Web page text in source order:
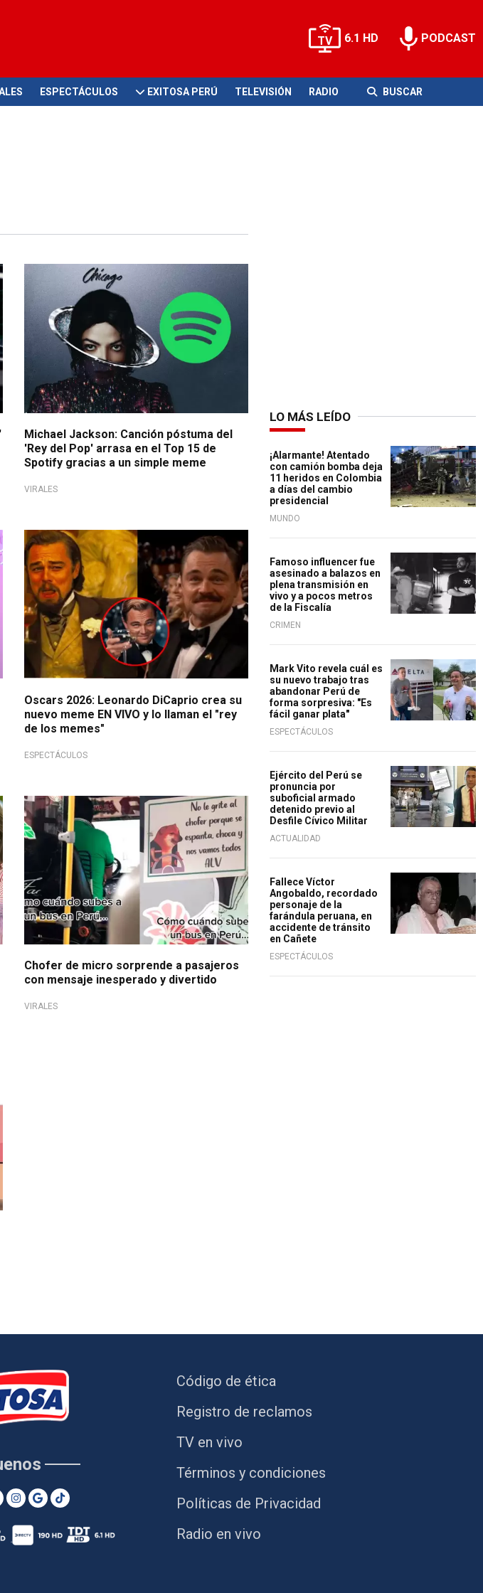
6.1 HD PODCAST
ESPECTÁCULOS EXITOSA PERÚ TELEVISIÓN RADIO BUSCAR
Revive el Rey del Pop
Michael Jackson: Canción póstuma del
'Rey del Pop' arrasa en el Top 15 de
Spotify gracias a un simple meme
VIRALES
¡El maestro de memes!
Oscars 2026: Leonardo DiCaprio crea su
nuevo meme EN VIVO y lo llaman el "rey
de los memes"
ESPECTÁCULOS
TikTok
Chofer de micro sorprende a pasajeros
con mensaje inesperado y divertido
VIRALES
LO MÁS LEÍDO
¡Alarmante! Atentado
con camión bomba deja
11 heridos en Colombia
a días del cambio
presidencial
MUNDO
Famoso influencer fue
asesinado a balazos en
plena transmisión en
vivo y a pocos metros
de la Fiscalía
CRIMEN
Mark Vito revela cuál es
su nuevo trabajo tras
abandonar Perú de
forma sorpresiva: "Es
fácil ganar plata"
ESPECTÁCULOS
Ejército del Perú se
pronuncia por
suboficial armado
detenido previo al
Desfile Cívico Militar
ACTUALIDAD
Fallece Víctor
Angobaldo, recordado
personaje de la
farándula peruana, en
accidente de tránsito
en Cañete
ESPECTÁCULOS
Código de ética
Registro de reclamos
TV en vivo
Términos y condiciones
Políticas de Privacidad
Radio en vivo